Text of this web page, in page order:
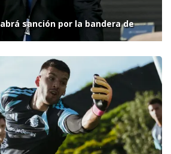
sanción por la bandera de